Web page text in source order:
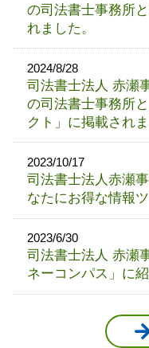
の司法書士事務所
れました。
2024/8/28
司法書士法人 赤瀬
の司法書士事務所
クト」に掲載されま
2023/10/17
司法書士法人赤瀬
なたにお得な情報
2023/6/30
司法書士法人 赤瀬
ネーコンパス」に